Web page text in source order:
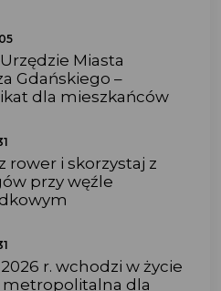
Miasta
Gdańskiego –
dla mieszkańców
rower i skorzystaj z
przy węźle
r. wchodzi w życie
metropolitalna dla